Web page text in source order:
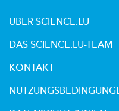
ÜBER SCIENCE.LU
DAS SCIENCE.LU-TEAM
KONTAKT